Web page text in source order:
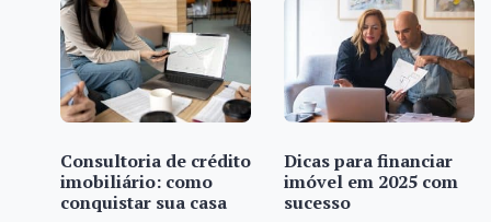
Consultoria de crédito
imobiliário: como
conquistar sua casa
Dicas para financiar
imóvel em 2025 com
sucesso